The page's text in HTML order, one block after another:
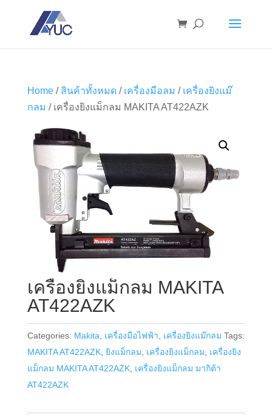
Home/ สินค้าทั้งหมด/ เครื่องมือลม / เครื่องยิงแม๊
กลม / เครื่องยิงแม็กลม MAKITA AT422AZK
เครื่องยิงแม็กลม MAKITA
AT422AZK
Categories: Makita เครื่องมือไฟฟ้า เครื่องยิงแม๊กลม Tags:
MAKITA AT422AZK, ยิงแม็กลม เครื่องยิงแม็กลม
เครื่องยิง
แม็กลม MAKITA AT422AZK, เครื่องยิงแม็กลม มากิต้า
AT422AZK